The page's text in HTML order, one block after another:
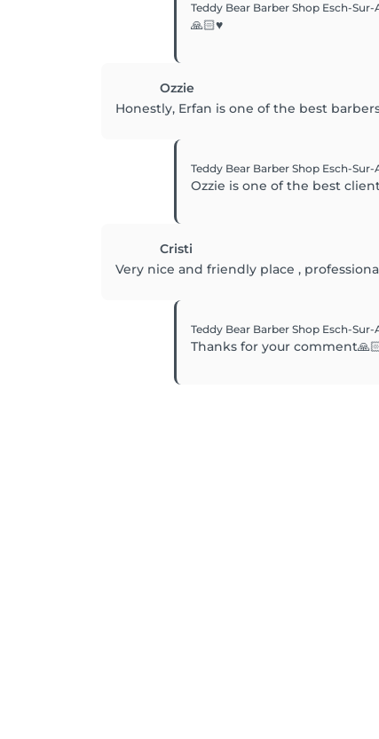
Teddy Bear Barber Shop Esch-Sur-
🙏🏻♥️
Ozzie
Honestly, Erfan is one of the best
Teddy Bear Barber Shop Esch-Sur-
Ozzie is one of the best
Cristi
Very nice and friendly place ,
Teddy Bear Barber Shop Esch-Sur-
Thanks for your